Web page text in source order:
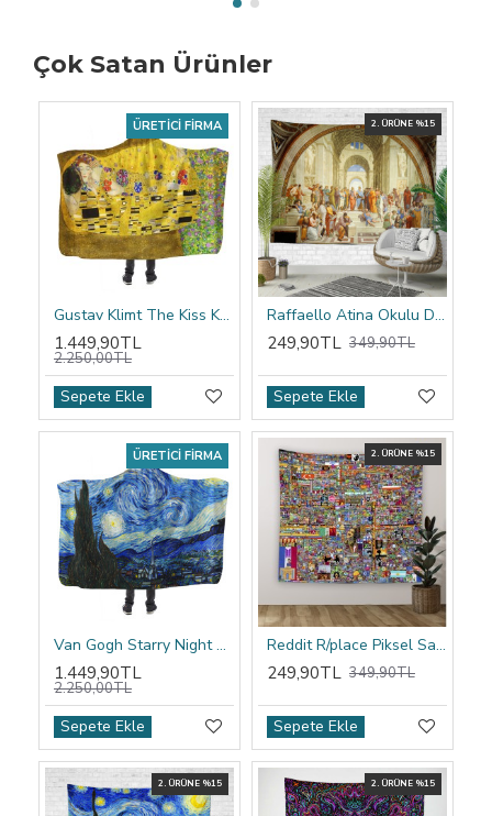
Çok Satan Ürünler
ÜRETICI FIRMA
Gustav Klimt The Kiss Kapşonlu Battaniye
1.449,90TL
2.250,00TL
Sepete Ekle
2. ÜRÜNE %15
Raffaello Atina Okulu Duvar Örtüsü
249,90TL 349,90TL
Sepete Ekle
ÜRETICI FIRMA
Van Gogh Starry Night Kapşonlu Battaniye
1.449,90TL
2.250,00TL
Sepete Ekle
2. ÜRÜNE %15
Reddit R/place Piksel Sanatı Duvar Örtüsü
249,90TL 349,90TL
Sepete Ekle
2. ÜRÜNE %15 2. ÜRÜNE %15